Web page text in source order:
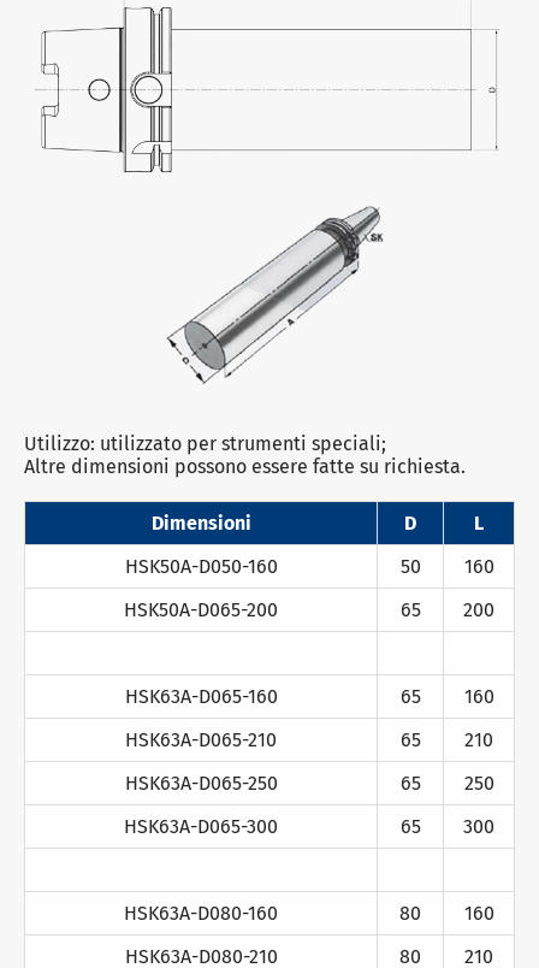
Utilizzo: utilizzato per strumenti speciali;
Altre dimensioni possono essere fatte su richiesta.
Dimensioni D
L
HSK50A-D050-160
50
160
HSK50A-D065-200
65 200
HSK63A-D065-160 65
160
HSK63A-D065-210
65
210
HSK63A-D065-250
65
250
HSK63A-D065-300
65 300
HSK63A-D080-160 80
160
HSK63A-D080-210
80 210